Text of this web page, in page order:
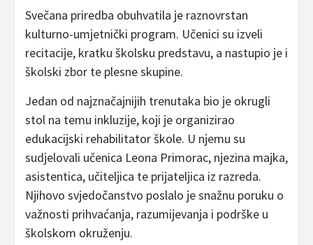
Svečana priredba obuhvatila je raznovrstan
kulturno-umjetnički program. Učenici su izveli
recitacije, kratku školsku predstavu, a nastupio je i
školski zbor te plesne skupine.
Jedan od najznačajnijih trenutaka bio je okrugli
stol na temu inkluzije, koji je organizirao
edukacijski rehabilitator škole. U njemu su
sudjelovali učenica Leona Primorac, njezina majka,
asistentica, učiteljica te prijateljica iz razreda.
Njihovo svjedočanstvo poslalo je snažnu poruku o
važnosti prihvaćanja, razumijevanja i podrške u
školskom okruženju.